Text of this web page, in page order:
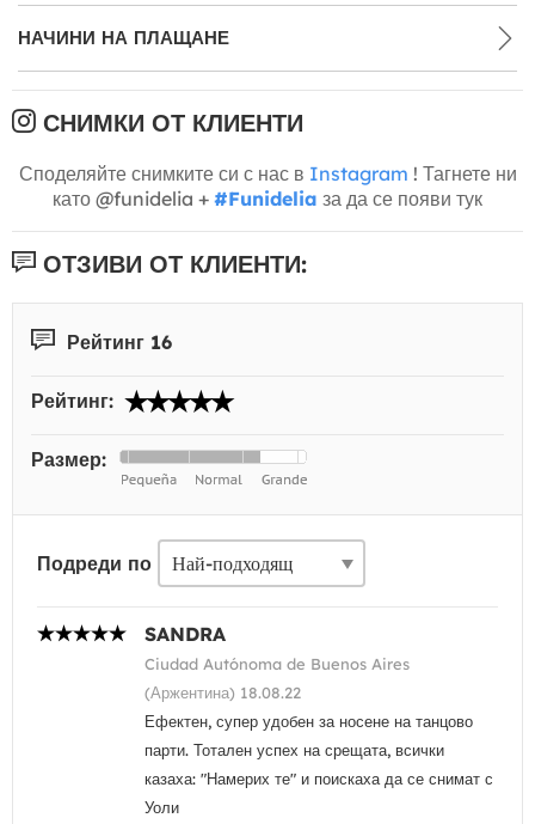
НАЧИНИ НА ПЛАЩАНЕ
СНИМКИ ОТ КЛИЕНТИ
Споделяйте снимките си с нас в Instagram ! Тагнете ни
като @funidelia + #Funidelia за да се появи тук
ОТЗИВИ ОТ КЛИЕНТИ:
Рейтинг 16
Рейтинг:
Размер:
Подреди по
SANDRA
Ciudad Autónoma de Buenos Aires
(Аржентина) 18.08.22
Ефектен, супер удобен за носене на танцово
парти. Тотален успех на срещата, всички
казаха: "Намерих те" и поискаха да се снимат с
Уоли